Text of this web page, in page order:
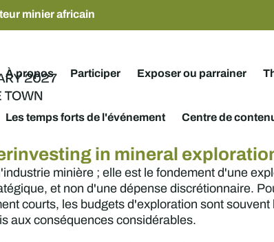
minier africain
À propos Participer Exposer ou parrainer
Les temps forts de l'événement Centre de
in mineral
minière ; elle est le fondement d'une
et non d'une dépense discrétionnaire.
courts, les budgets d'exploration sont
aux conséquences considérables.